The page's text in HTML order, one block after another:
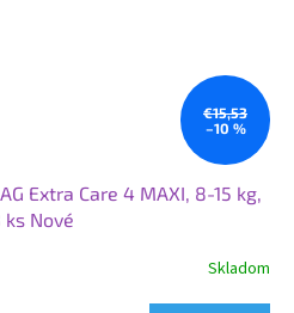
€15,53
–10 %
Extra Care 4 MAXI, 8-15 kg,
ks Nové
Skladom